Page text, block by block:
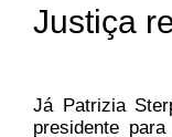
Justiça
Já Patrizia
presidente